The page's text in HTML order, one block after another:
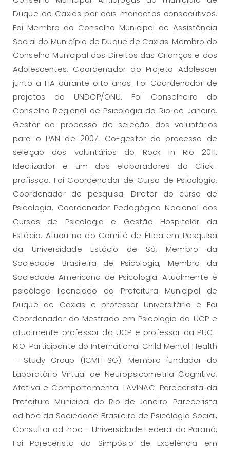
Duque de Caxias por dois mandatos consecutivos.
Foi Membro do Conselho Municipal de Assistência
Social do Município de Duque de Caxias. Membro do
Conselho Municipal dos Direitos das Crianças e dos
Adolescentes. Coordenador do Projeto Adolescer
junto a FIA durante oito anos. Foi Coordenador de
projetos do UNDCP/ONU. Foi Conselheiro do
Conselho Regional de Psicologia do Rio de Janeiro.
Gestor do processo de seleção dos voluntários
para o PAN de 2007. Co-gestor do processo de
seleção dos voluntários do Rock in Rio 2011.
Idealizador e um dos elaboradores do Click-
profissão. Foi Coordenador de Curso de Psicologia,
Coordenador de pesquisa. Diretor do curso de
Psicologia, Coordenador Pedagógico Nacional dos
Cursos de Psicologia e Gestão Hospitalar da
Estácio. Atuou no do Comitê de Ética em Pesquisa
da Universidade Estácio de Sá, Membro da
Sociedade Brasileira de Psicologia, Membro da
Sociedade Americana de Psicologia. Atualmente é
psicólogo licenciado da Prefeitura Municipal de
Duque de Caxias e professor Universitário e Foi
Coordenador do Mestrado em Psicologia da UCP e
atualmente professor da UCP e professor da PUC-
RIO. Participante do International Child Mental Health
– Study Group (ICMH-SG). Membro fundador do
Laboratório Virtual de Neuropsicometria Cognitiva,
Afetiva e Comportamental LAVINAC. Parecerista da
Prefeitura Municipal do Rio de Janeiro. Parecerista
ad hoc da Sociedade Brasileira de Psicologia Social,
Consultor ad-hoc – Universidade Federal do Paraná,
Foi Parecerista do Simpósio de Excelência em